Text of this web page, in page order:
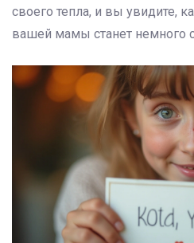
своего тепла, и вы увидите,
вашей мамы станет немного